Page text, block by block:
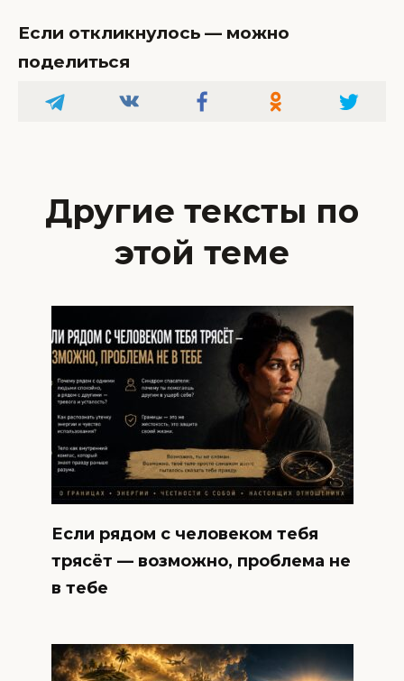
Если откликнулось — можно
поделиться
Другие тексты по
этой теме
Если рядом с человеком тебя
трясёт — возможно, проблема не
в тебе